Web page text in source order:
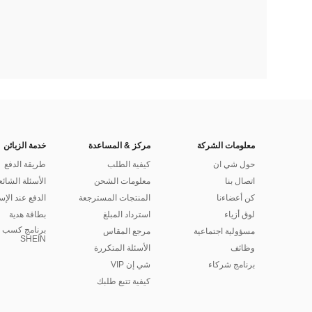
معلومات الشركة
حول شي ان
اتصال بنا
كن أعضاءنا
لوق أزياء
مسؤولية اجتماعية
وظائف
برنامج شركاء
مركز & المساعدة
كيفية الطلب
معلومات الشحن
المنتجات المسترجعة
استرداد المبلغ
مرجع المقاس
الأسئلة المتكررة
شي إن VIP
كيفية تتبع طلبك
خدمة الزبائن
طريقة الدفع
الأسئلة
الدفع عند
بطاقة هدية
برنامج كسب
SHEIN